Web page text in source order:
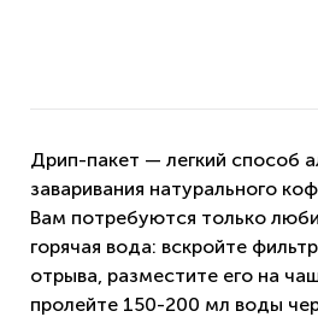
Дрип-пакет — легкий способ
заваривания натурального
Вам потребуются только
горячая вода: вскройте
отрыва, разместите его на
пролейте 150-200 мл воды